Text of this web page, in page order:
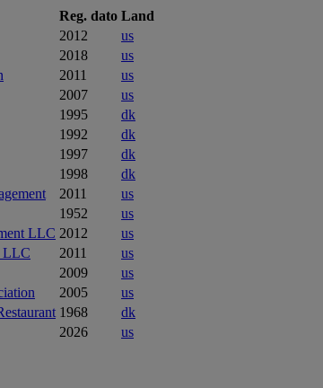
Reg. dato Land
2012
us
2018
us
2011
us
2007
us
1995
dk
1992
dk
1997
dk
1998
dk
2011
us
1952
us
LLC 2012
us
LLC
2011
us
2009
us
2005
us
1968
dk
2026 us